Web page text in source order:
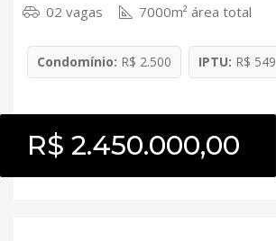
02 vagas
7000m² área total
Condomínio: R$ 2.500 IPTU: R$ 549
R$ 2.450.000,00